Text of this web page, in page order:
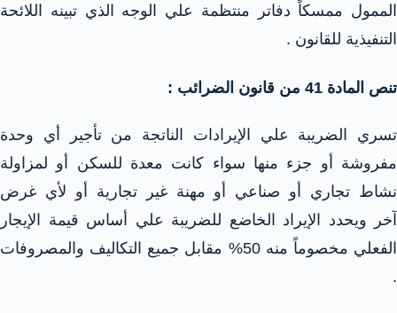
الممول ممسكاً دفاتر منتظمة علي الوجه الذي تبينه اللائحة
التنفيذية للقانون .
تنص المادة 41 من قانون الضرائب :
تسري الضريبة علي الإيرادات الناتجة من تأجير أي وحدة
مفروشة أو جزء منها سواء كانت معدة للسكن أو لمزاولة
نشاط تجاري أو صناعي أو مهنة غير تجارية أو لأي غرض
آخر ويحدد الإيراد الخاضع للضريبة علي أساس قيمة الإيجار
الفعلي مخصوماً منه 50% مقابل جميع التكاليف والمصروفات
.